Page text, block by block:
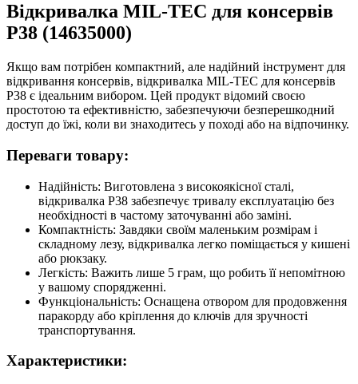
Відкривалка MIL-TEC для консервів
Р38 (14635000)
Якщо вам потрібен компактний, але надійний інструмент для
відкривання консервів, відкривалка MIL-TEC для консервів
Р38 є ідеальним вибором. Цей продукт відомий своєю
простотою та ефективністю, забезпечуючи безперешкодний
доступ до їжі, коли ви знаходитесь у поході або на відпочинку.
Переваги товару:
Надійність: Виготовлена з високоякісної сталі,
відкривалка P38 забезпечує тривалу експлуатацію без
необхідності в частому заточуванні або заміні.
Компактність: Завдяки своїм маленьким розмірам і
складному лезу, відкривалка легко поміщається у кишені
або рюкзаку.
Легкість: Важить лише 5 грам, що робить її непомітною
у вашому спорядженні.
Функціональність: Оснащена отвором для продовження
паракорду або кріплення до ключів для зручності
транспортування.
Характеристики: